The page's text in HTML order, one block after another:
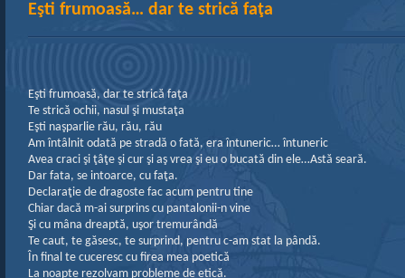
Eşti frumoasă… dar te strică faţa
Eşti frumoasă, dar te strică faţa
Te strică ochii, nasul şi mustaţa
Eşti naşparlie rău, rău, rău
Am întâlnit odată pe stradă o fată, era întuneric… întuneric
Avea craci şi ţâţe şi cur şi aş vrea şi eu o bucată din ele…Astă seară.
Dar fata, se intoarce, cu faţa.
Declaraţie de dragoste fac acum pentru tine
Chiar dacă m-ai surprins cu pantalonii-n vine
Şi cu mâna dreaptă, uşor tremurândă
Te caut, te găsesc, te surprind, pentru c-am stat la pândă.
În final te cuceresc cu firea mea poetică
La noapte rezolvam probleme de etică.